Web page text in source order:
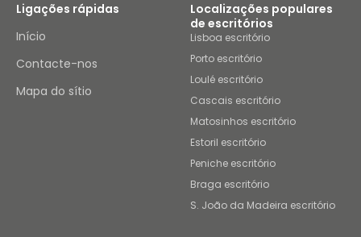
Ligações rápidas
Início
Contacte-nos
Mapa do sítio
Localizações populares
de escritórios
Lisboa escritório
Porto escritório
Loulé escritório
Cascais escritório
Matosinhos escritório
Estoril escritório
Peniche escritório
Braga escritório
S. João da Madeira escritório